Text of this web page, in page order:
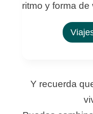
ritmo y forma de
Y recuerda